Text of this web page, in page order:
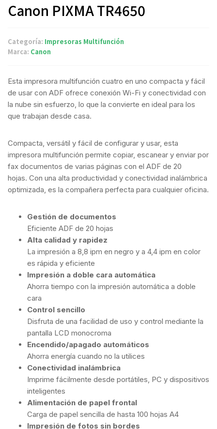
Canon PIXMA TR4650
Categoría: Impresoras Multifunción
Marca: Canon
Esta impresora multifunción cuatro en uno compacta y fácil
de usar con ADF ofrece conexión Wi-Fi y conectividad con
la nube sin esfuerzo, lo que la convierte en ideal para los
que trabajan desde casa.
Compacta, versátil y fácil de configurar y usar, esta
impresora multifunción permite copiar, escanear y enviar por
fax documentos de varias páginas con el ADF de 20
hojas. Con una alta productividad y conectividad inalámbrica
optimizada, es la compañera perfecta para cualquier oficina.
Gestión de documentos
Eficiente ADF de 20 hojas
Alta calidad y rapidez
La impresión a 8,8 ipm en negro y a 4,4 ipm en color
es rápida y eficiente
Impresión a doble cara automática
Ahorra tiempo con la impresión automática a doble
cara
Control sencillo
Disfruta de una facilidad de uso y control mediante la
pantalla LCD monocroma
Encendido/apagado automáticos
Ahorra energía cuando no la utilices
Conectividad inalámbrica
Imprime fácilmente desde portátiles, PC y dispositivos
inteligentes
Alimentación de papel frontal
Carga de papel sencilla de hasta 100 hojas A4
Impresión de fotos sin bordes